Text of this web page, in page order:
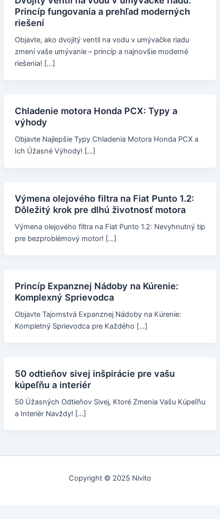
Princíp fungovania a prehľad moderných
riešení
Objavte, ako dvojitý ventil na vodu v umývačke riadu
zmení vaše umývanie – princíp a najnovšie moderné
riešenia! […]
Chladenie motora Honda PCX: Typy a
výhody
Objavte Najlepšie Typy Chladenia Motora Honda PCX a
Ich Úžasné Výhody! […]
Výmena olejového filtra na Fiat Punto 1.2:
Dôležitý krok pre dlhú životnosť motora
Výmena olejového filtra na Fiat Punto 1.2: Nevyhnutný tip
pre bezproblémový motor! […]
Princíp Expanznej Nádoby na Kúrenie:
Komplexný Sprievodca
Objavte Tajomstvá Expanznej Nádoby na Kúrenie:
Kompletný Sprievodca pre Každého […]
50 odtieňov sivej inšpirácie pre vašu
kúpeľňu a interiér
50 Úžasných Odtieňov Sivej, Ktoré Zmenia Vašu Kúpeľňu
a Interiér Navždy! […]
Copyright © 2025 Nivito